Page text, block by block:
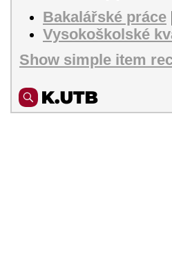
Bakalářské práce
Vysokoškolské
Show simple item